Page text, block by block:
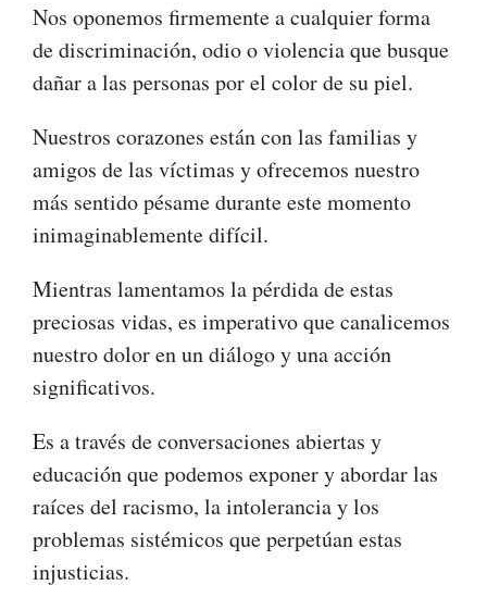
Nos oponemos firmemente a cualquier forma
de discriminación, odio o violencia que busque
dañar a las personas por el color de su piel.
Nuestros corazones están con las familias y
amigos de las víctimas y ofrecemos nuestro
más sentido pésame durante este momento
inimaginablemente difícil.
Mientras lamentamos la pérdida de estas
preciosas vidas, es imperativo que canalicemos
nuestro dolor en un diálogo y una acción
significativos.
Es a través de conversaciones abiertas y
educación que podemos exponer y abordar las
raíces del racismo, la intolerancia y los
problemas sistémicos que perpetúan estas
injusticias.